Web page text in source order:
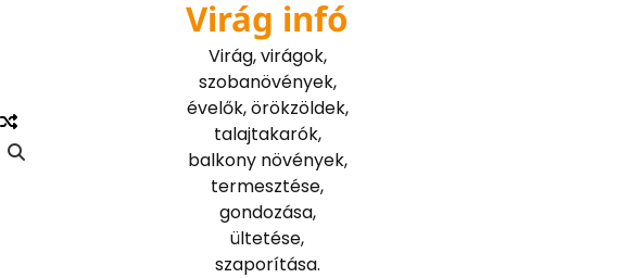
Virág infó
Virág, virágok,
szobanövények,
évelők, örökzöldek,
talajtakarók,
balkony növények,
termesztése,
gondozása,
ültetése,
szaporítása.